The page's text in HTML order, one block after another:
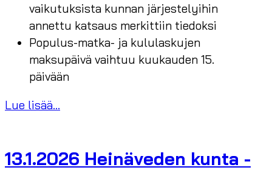
vaikutuksista kunnan järjestelyihin
annettu katsaus merkittiin tiedoksi
Populus-matka- ja kululaskujen
maksupäivä vaihtuu kuukauden 15.
päivään
Lue lisää...
13.1.2026 Heinäveden kunta -